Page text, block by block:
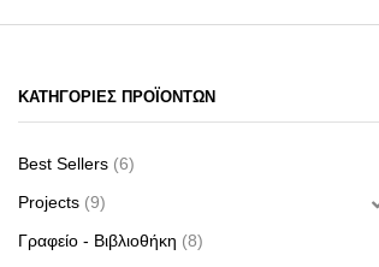
ΚΑΤΗΓΟΡΙΕΣ ΠΡΟΪΟΝΤΩΝ
Best Sellers (6)
Projects (9)
Γραφείο - Βιβλιοθήκη (8)